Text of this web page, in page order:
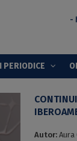
-
PERIODICE
Autor:Aura